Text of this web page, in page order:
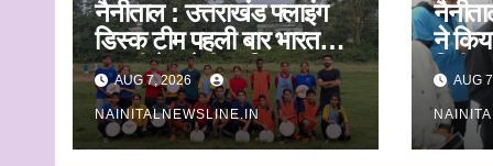
नैनीताल : उत्तराखंड फ्लाइंग
डिस्क टीम पहली बार भारत
ट्रॉफी में करेगी प्रतिभाग
AUG 7, 2026
NAINITALNEWSLINE.IN
ने
निर्देश
AUG